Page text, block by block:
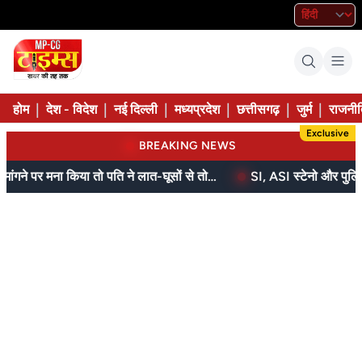
होम देश - विदेश नई दिल्ली मध्यप्रदेश छत्तीसगढ़ जुर्म
BREAKING NEWS
Exclusive
बेटे ने मां को दिए थे पैसे, मांगने पर मना किया तो पति ने लात-घूसों से तोड़ी तिल्ली; गिरफ्तार